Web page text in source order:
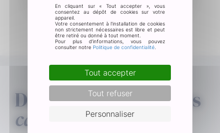
Découvrez nos autres
catégories
En cliquant sur « Tout accepter », vous
consentez au dépôt de cookies sur votre
appareil.
Votre consentement à l'installation de cookies
non strictement nécessaires est libre et peut
être retiré ou donné à tout moment.
Pour plus d’informations, vous pouvez
consulter notre Politique de confidentialité
Tout accepter
Tout refuser
Personnaliser